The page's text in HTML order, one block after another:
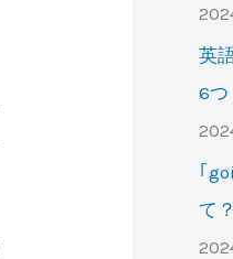
英
6つ
｢
て？